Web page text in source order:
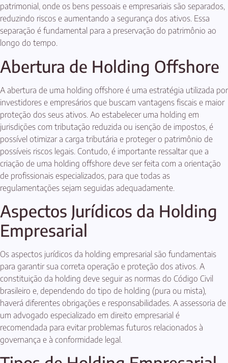
patrimonial, onde os bens pessoais e empresariais são separados,
reduzindo riscos e aumentando a segurança dos ativos. Essa
separação é fundamental para a preservação do patrimônio ao
longo do tempo.
Abertura de Holding Offshore
A abertura de uma holding offshore é uma estratégia utilizada por
investidores e empresários que buscam vantagens fiscais e maior
proteção dos seus ativos. Ao estabelecer uma holding em
jurisdições com tributação reduzida ou isenção de impostos, é
possível otimizar a carga tributária e proteger o patrimônio de
possíveis riscos legais. Contudo, é importante ressaltar que a
criação de uma holding offshore deve ser feita com a orientação
de profissionais especializados, para que todas as
regulamentações sejam seguidas adequadamente.
Aspectos Jurídicos da Holding
Empresarial
Os aspectos jurídicos da holding empresarial são fundamentais
para garantir sua correta operação e proteção dos ativos. A
constituição da holding deve seguir as normas do Código Civil
brasileiro e, dependendo do tipo de holding (pura ou mista),
haverá diferentes obrigações e responsabilidades. A assessoria de
um advogado especializado em direito empresarial é
recomendada para evitar problemas futuros relacionados à
governança e à conformidade legal.